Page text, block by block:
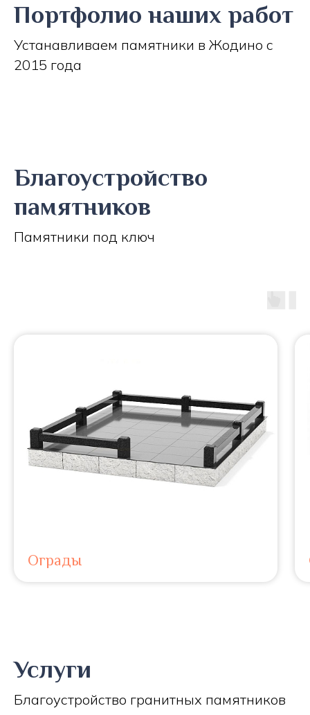
Портфолио наших работ
Устанавливаем памятники в Жодино с
2015 года
Благоустройство
памятников
Памятники под ключ
Ограды
Услуги
Благоустройство гранитных памятников